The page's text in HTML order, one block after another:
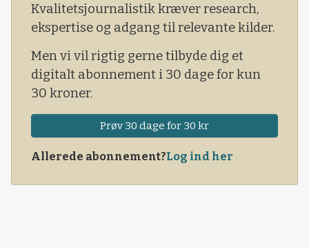
Kvalitetsjournalistik kræver research,
ekspertise og adgang til relevante kilder.
Men vi vil rigtig gerne tilbyde dig et
digitalt abonnement i 30 dage for kun
30 kroner.
Prøv 30 dage for 30 kr
Allerede abonnement?Log ind her